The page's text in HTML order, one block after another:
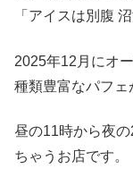
「アイスは別腹
2025年12月にオ
種類豊富なパフェ
昼の11時から夜の
ちゃうお店です。